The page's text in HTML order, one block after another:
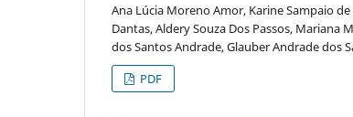
Ana Lúcia Moreno Amor, Karine Sampaio
Dantas, Aldery Souza Dos Passos, Mariana
dos Santos Andrade, Glauber Andrade dos
PDF